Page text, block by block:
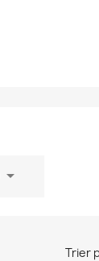

Trier